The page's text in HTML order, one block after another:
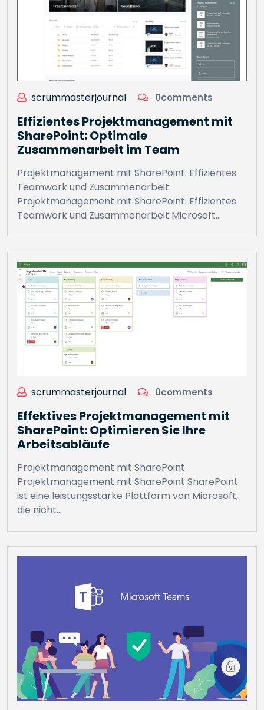
scrummasterjournal 0comments
Effizientes Projektmanagement mit
SharePoint: Optimale
Zusammenarbeit im Team
Projektmanagement mit SharePoint: Effizientes
Teamwork und Zusammenarbeit
Projektmanagement mit SharePoint: Effizientes
Teamwork und Zusammenarbeit Microsoft…
scrummasterjournal 0comments
Effektives Projektmanagement mit
SharePoint: Optimieren Sie Ihre
Arbeitsabläufe
Projektmanagement mit SharePoint
Projektmanagement mit SharePoint SharePoint
ist eine leistungsstarke Plattform von Microsoft,
die nicht…